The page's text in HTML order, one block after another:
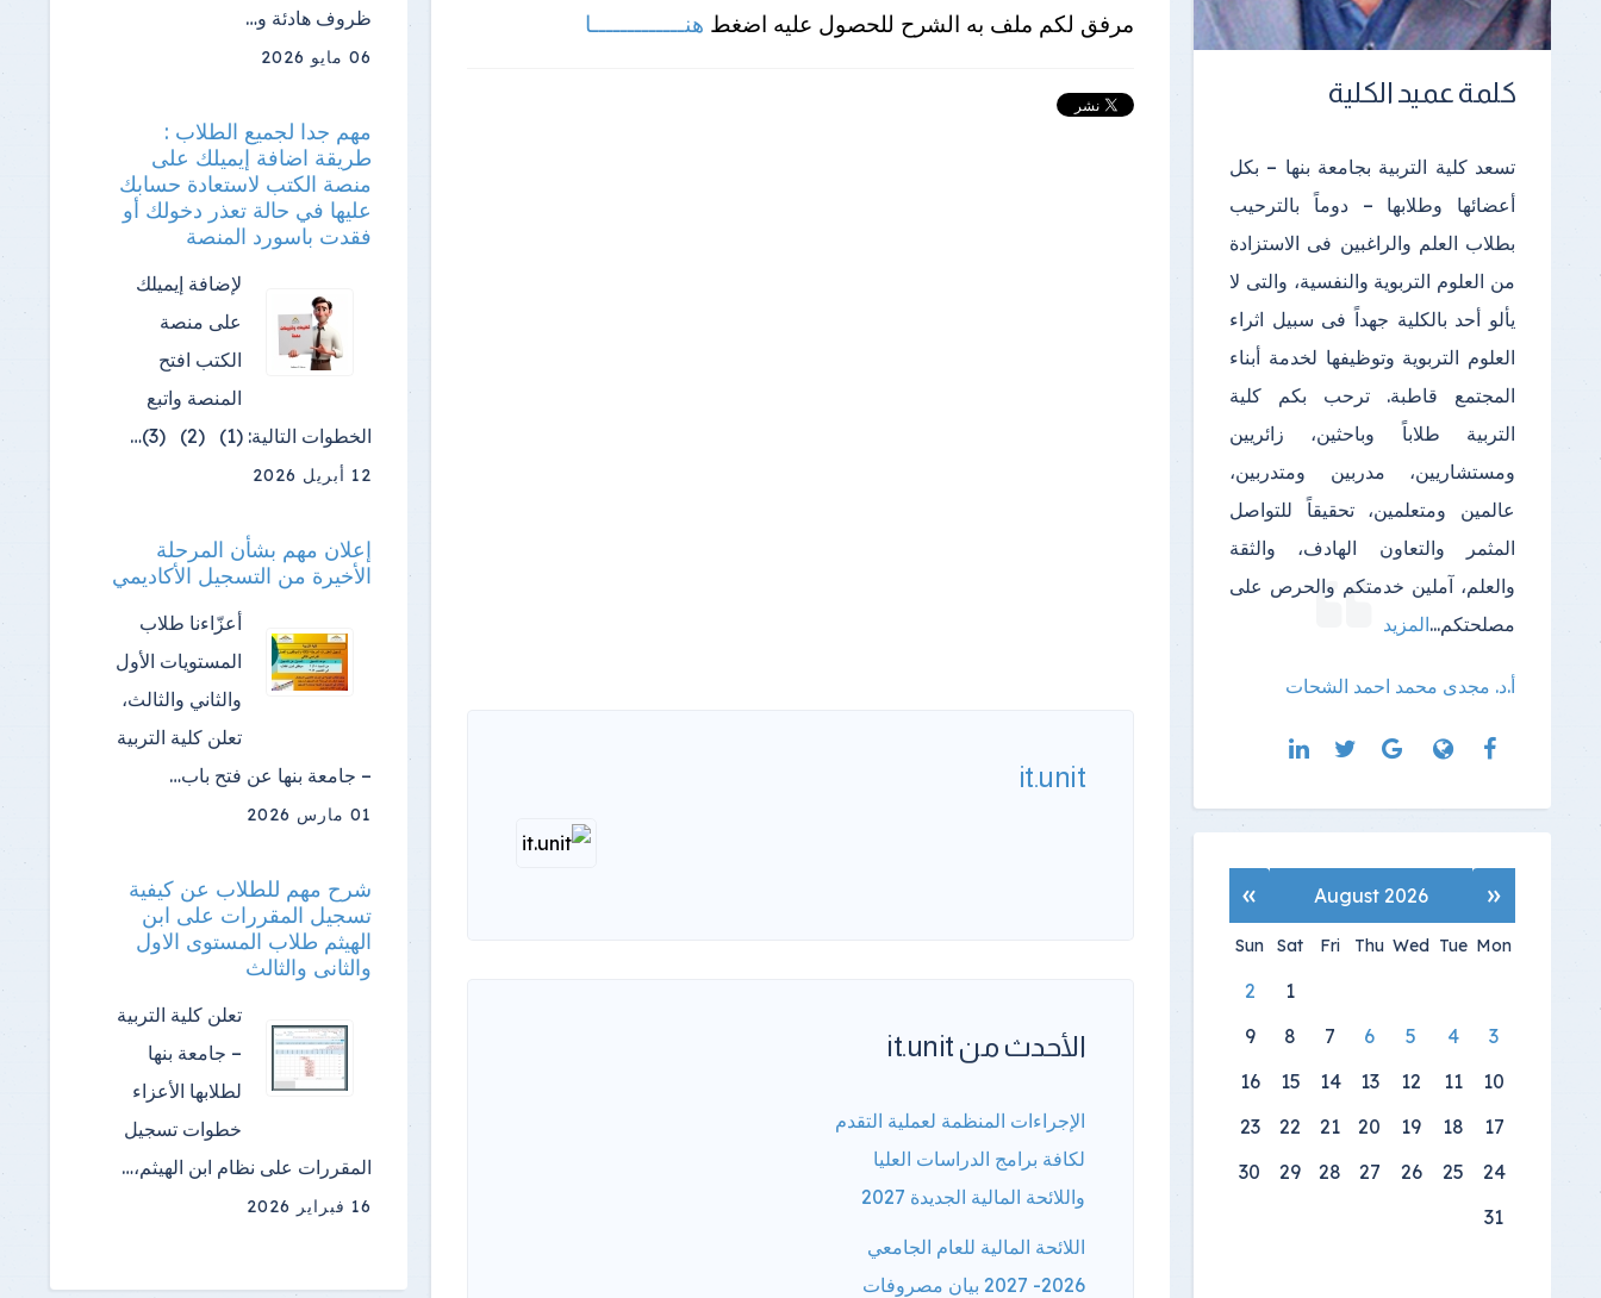
مرفق لكم ملف به الشرح للحصول عليه اضغط هنـــــــــــــا
it.unit
الأحدث من it.unit
الإجراءات المنظمة لعملية التقدم
لكافة برامج الدراسات العليا
واللائحة المالية الجديدة 2027
اللائحة المالية للعام الجامعي
2026- 2027 بيان مصروفات
كلمة عميد الكلية
تسعد كلية التربية بجامعة بنها – بكل
أعضائها وطلابها – دوماً بالترحيب
بطلاب العلم والراغبين فى الاستزادة
من العلوم التربوية والنفسية، والتى لا
يألو أحد بالكلية جهداً فى سبيل اثراء
العلوم التربوية وتوظيفها لخدمة أبناء
المجتمع قاطبة. ترحب بكم كلية
التربية طلاباً وباحثين، زائريين
ومستشاريين، مدربين ومتدربين،
عالمين ومتعلمين، تحقيقاً للتواصل
المثمر والتعاون الهادف، والثقة
والعلم، آملين خدمتكم والحرص على
مصلحتكم...المزيد
أ.د. مجدى محمد احمد الشحات
«
August 2026
»
Mon
Tue
Wed
Thu
Fri
Sat
Sun
1
2
3
4
5
6
7
8
9
10
11
12
13
14
15
16
17
18
19
20
21
22
23
24
25
26
27
28
29
30
31
ظروف هادئة و…
06 مايو 2026
مهم جدا لجميع الطلاب :
طريقة اضافة إيميلك على
منصة الكتب لاستعادة حسابك
عليها في حالة تعذر دخولك أو
فقدت باسورد المنصة
لإضافة إيميلك
على منصة
الكتب افتح
المنصة واتبع
الخطوات التالية: (1) (2) (3)…
12 أبريل 2026
إعلان مهم بشأن المرحلة
الأخيرة من التسجيل الأكاديمي
أعزّاءنا طلاب
المستويات الأول
والثاني والثالث،
تعلن كلية التربية
– جامعة بنها عن فتح باب…
01 مارس 2026
شرح مهم للطلاب عن كيفية
تسجيل المقررات على ابن
الهيثم طلاب المستوى الاول
والثانى والثالث
تعلن كلية التربية
– جامعة بنها
لطلابها الأعزاء
خطوات تسجيل
المقررات على نظام ابن الهيثم،…
16 فبراير 2026